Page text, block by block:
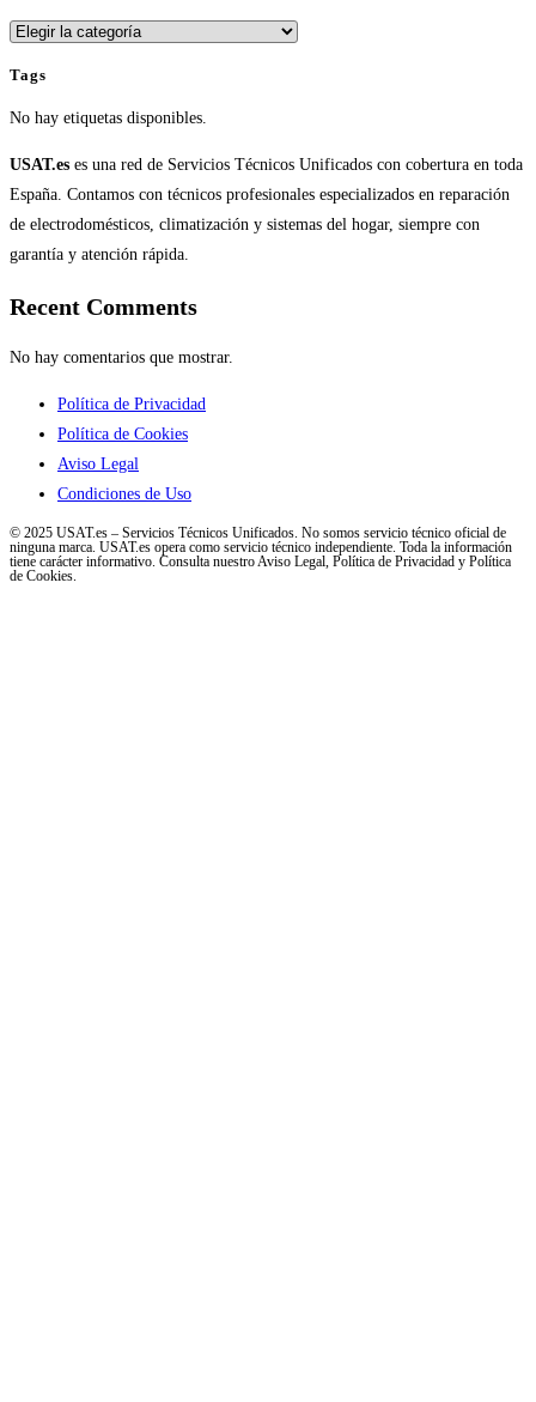
Categorías
Tags
No hay etiquetas disponibles.
USAT.es es una red de Servicios Técnicos Unificados con cobertura en toda
España. Contamos con técnicos profesionales especializados en reparación
de electrodomésticos, climatización y sistemas del hogar, siempre con
garantía y atención rápida.
Recent Comments
No hay comentarios que mostrar.
Política de Privacidad
Política de Cookies
Aviso Legal
Condiciones de Uso
© 2025 USAT.es – Servicios Técnicos Unificados. No somos servicio técnico oficial de
ninguna marca. USAT.es opera como servicio técnico independiente. Toda la información
tiene carácter informativo. Consulta nuestro Aviso Legal, Política de Privacidad y Política
de Cookies.